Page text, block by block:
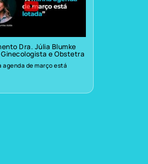
Dra. Júlia Blumke
Ginecologista e Obstetra
agenda de março está